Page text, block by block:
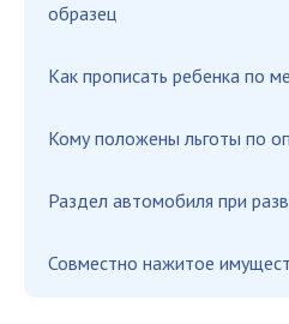
образец
Как прописать ребенка по
Кому положены льготы по
Раздел автомобиля при
Совместно нажитое